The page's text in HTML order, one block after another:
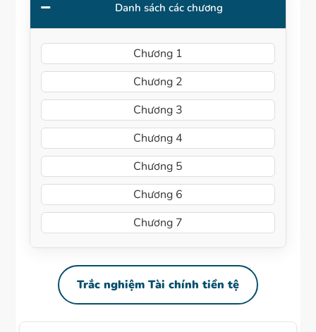
Danh sách các chương
Chương 1
Chương 2
Chương 3
Chương 4
Chương 5
Chương 6
Chương 7
Trắc nghiệm Tài chính tiền tệ